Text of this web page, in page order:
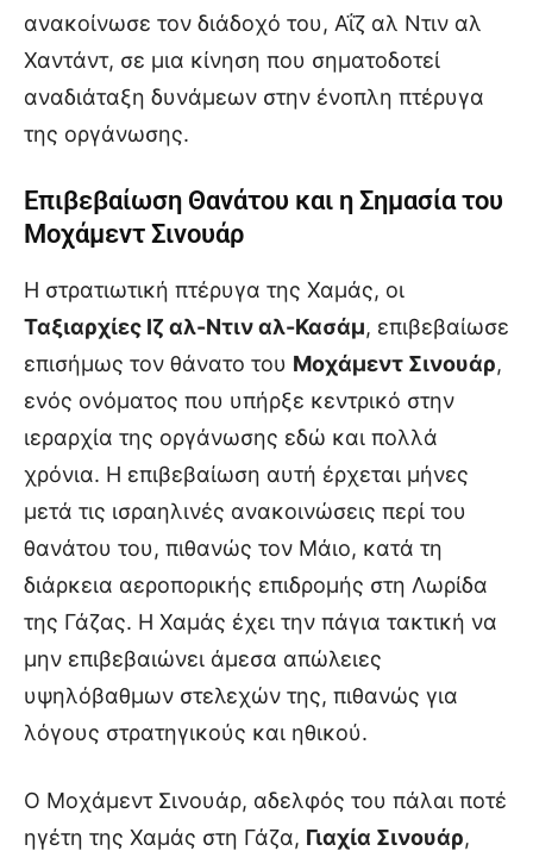
ανακοίνωσε τον διάδοχό του, Αΐζ αλ Ντιν αλ
Χαντάντ, σε μια κίνηση που σηματοδοτεί
αναδιάταξη δυνάμεων στην ένοπλη πτέρυγα
της οργάνωσης.
Επιβεβαίωση Θανάτου και η Σημασία του
Μοχάμεντ Σινουάρ
Η στρατιωτική πτέρυγα της Χαμάς, οι
Ταξιαρχίες Ιζ αλ-Ντιν αλ-Κασάμ, επιβεβαίωσε
επισήμως τον θάνατο του Μοχάμεντ Σινουάρ,
ενός ονόματος που υπήρξε κεντρικό στην
ιεραρχία της οργάνωσης εδώ και πολλά
χρόνια. Η επιβεβαίωση αυτή έρχεται μήνες
μετά τις ισραηλινές ανακοινώσεις περί του
θανάτου του, πιθανώς τον Μάιο, κατά τη
διάρκεια αεροπορικής επιδρομής στη Λωρίδα
της Γάζας. Η Χαμάς έχει την πάγια τακτική να
μην επιβεβαιώνει άμεσα απώλειες
υψηλόβαθμων στελεχών της, πιθανώς για
λόγους στρατηγικούς και ηθικού.
Ο Μοχάμεντ Σινουάρ, αδελφός του πάλαι ποτέ
ηγέτη της Χαμάς στη Γάζα, Γιαχία Σινουάρ,